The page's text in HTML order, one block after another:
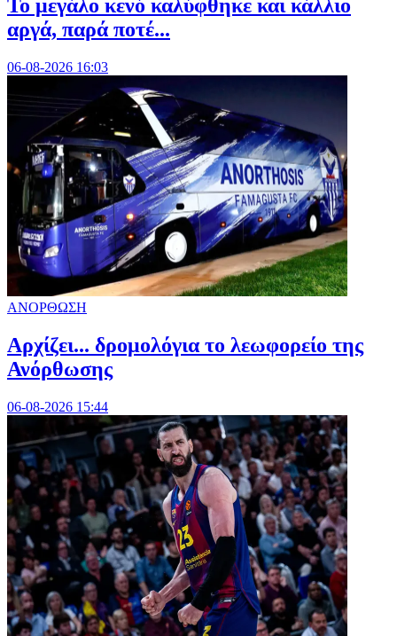
Το μεγάλο κενό καλύφθηκε και κάλλιο
αργά, παρά ποτέ...
06-08-2026 16:03
ΑΝΟΡΘΩΣΗ
Αρχίζει... δρομολόγια το λεωφορείο της
Ανόρθωσης
06-08-2026 15:44